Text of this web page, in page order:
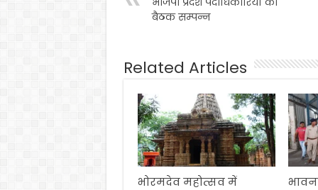
बैठक सम्पन्न
Related Articles
भोरमदेव महोत्सव में